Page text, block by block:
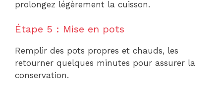
prolongez légèrement la cuisson.
Étape 5 : Mise en pots
Remplir des pots propres et chauds, les
retourner quelques minutes pour assurer la
conservation.